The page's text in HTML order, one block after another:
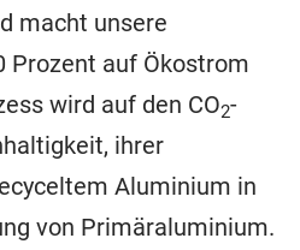
macht unsere
Prozent auf Ökostrom
wird auf den CO2-
ihrer
Aluminium in
von Primäraluminium.